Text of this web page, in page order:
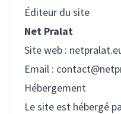
Éditeur du site
Net Pralat
Site web :
Email :
Hébergement
Le site est hébergé